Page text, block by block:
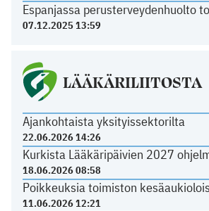
Espanjassa perusterveydenhuolto
07.12.2025 13:59
LÄÄKÄRILIITOSTA
Ajankohtaista yksityissektorilta
22.06.2026 14:26
Kurkista Lääkäripäivien 2027
18.06.2026 08:58
Poikkeuksia toimiston
11.06.2026 12:21